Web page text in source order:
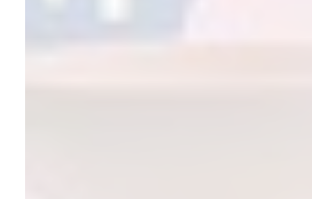
Bizi Facebook ve
Instagram’da takip